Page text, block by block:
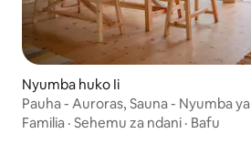
Nyumba huko Ii
Pauha - Auroras, Sauna - Nyumba
karibu na Lapland
Familia · Sehemu za ndani · Bafu